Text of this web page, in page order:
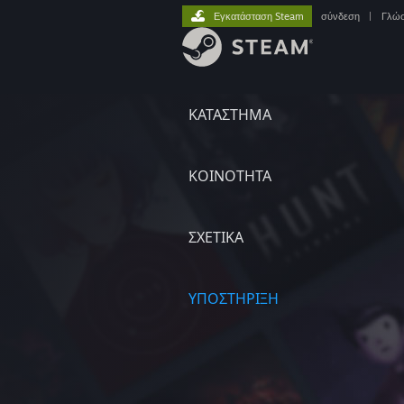
ΚΑΤΑΣΤΗΜΑ
ΚΟΙΝΟΤΗΤΑ
ΣΧΕΤΙΚΆ
ΥΠΟΣΤΗΡΙΞΗ
Εγκατάσταση Steam σύνδεση